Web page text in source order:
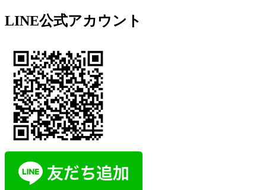
LINE公式アカウント